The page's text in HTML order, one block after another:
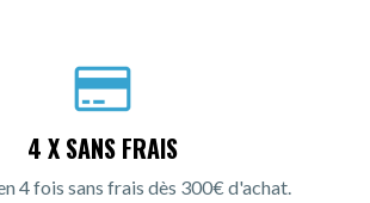
4 X SANS FRAIS
4 fois sans frais dès 300€ d'achat.